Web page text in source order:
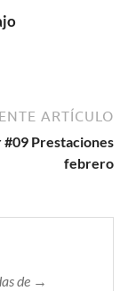
ARTÍCULO
Prestaciones
febrero
de →